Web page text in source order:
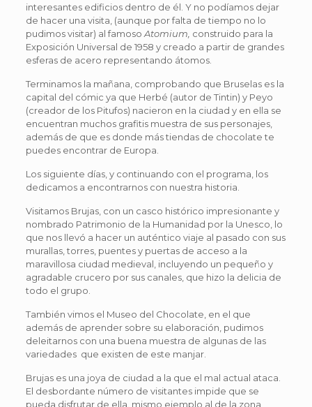
interesantes edificios dentro de él. Y no podíamos dejar
de hacer una visita, (aunque por falta de tiempo no lo
pudimos visitar) al famoso Atomium, construido para la
Exposición Universal de 1958 y creado a partir de grandes
esferas de acero representando átomos.
Terminamos la mañana, comprobando que Bruselas es la
capital del cómic ya que Herbé (autor de Tintin) y Peyo
(creador de los Pitufos) nacieron en la ciudad y en ella se
encuentran muchos grafitis muestra de sus personajes,
además de que es donde más tiendas de chocolate te
puedes encontrar de Europa.
Los siguiente días, y continuando con el programa, los
dedicamos a encontrarnos con nuestra historia.
Visitamos Brujas, con un casco histórico impresionante y
nombrado Patrimonio de la Humanidad por la Unesco, lo
que nos llevó a hacer un auténtico viaje al pasado con sus
murallas, torres, puentes y puertas de acceso a la
maravillosa ciudad medieval, incluyendo un pequeño y
agradable crucero por sus canales, que hizo la delicia de
todo el grupo.
También vimos el Museo del Chocolate, en el que
además de aprender sobre su elaboración, pudimos
deleitarnos con una buena muestra de algunas de las
variedades que existen de este manjar.
Brujas es una joya de ciudad a la que el mal actual ataca.
El desbordante número de visitantes impide que se
pueda disfrutar de ella, mismo ejemplo al de la zona